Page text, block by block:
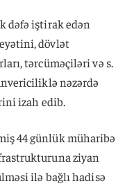
dəfə iştirak edən
dövlət
tərcüməçiləri və s.
nəzərdə
izah edib.
44 günlük müharibə
ziyan
ilə bağlı hadisə